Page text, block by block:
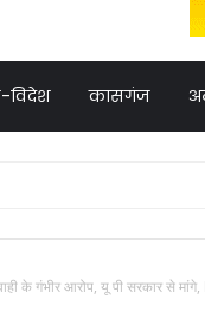
विदेश कासगंज
के गंभीर आरोप, यू पी सरकार से